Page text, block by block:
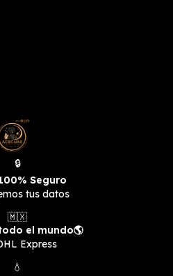
🔒
Seguro
tus datos
🇲🇽
el mundo🌎
Express
💧